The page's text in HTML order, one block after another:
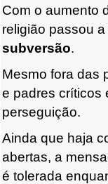
Com o aumento
religião passou
subversão.
Mesmo fora das
e padres críticos
perseguição.
Ainda que haja
abertas, a
é tolerada